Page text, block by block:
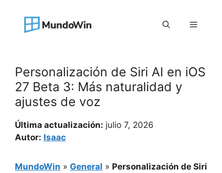
contenido
Menú
Personalización de Siri AI en iOS
27 Beta 3: Más naturalidad y
ajustes de voz
Última actualización: julio 7, 2026
Autor: Isaac
MundoWin » General » Personalización de Siri